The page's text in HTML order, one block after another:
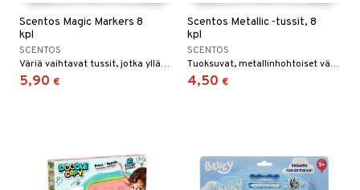
Scentos Magic Markers 8
kpl
SCENTOS
Väriä vaihtavat tussit, jotka yllättävät!
5,90 €
Scentos Metallic -tussit, 8
kpl
SCENTOS
Tuoksuvat, metallinhohtoiset värikynät!
4,50 €